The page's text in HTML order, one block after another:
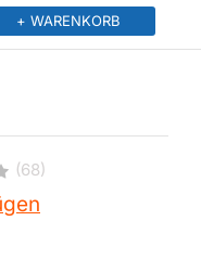
+ WARENKORB
(68)